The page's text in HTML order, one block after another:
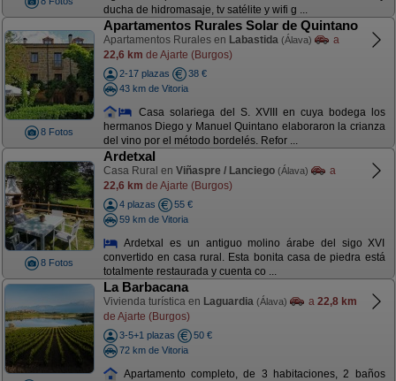
ducha de hidromasaje, tv satélite y wifi g ...
8 Fotos
Apartamentos Rurales Solar de Quintano
Apartamentos Rurales en Labastida (Álava)
a
22,6 km de Ajarte (Burgos)
2-17 plazas
38 €
43 km de Vitoria
Casa solariega del S. XVIII en cuya bodega los
hermanos Diego y Manuel Quintano elaboraron la crianza
del vino por el método bordelés. Refor ...
8 Fotos
Ardetxal
Casa Rural en Viñaspre / Lanciego (Álava)
a
22,6 km de Ajarte (Burgos)
4 plazas
55 €
59 km de Vitoria
Ardetxal es un antiguo molino árabe del sigo XVI
convertido en casa rural. Esta bonita casa de piedra está
totalmente restaurada y cuenta co ...
La Barbacana
Vivienda turística en Laguardia (Álava) a 22,8 km
de Ajarte (Burgos)
3-5+1 plazas
50 €
72 km de Vitoria
Apartamento completo, de 3 habitaciones, 2 baños